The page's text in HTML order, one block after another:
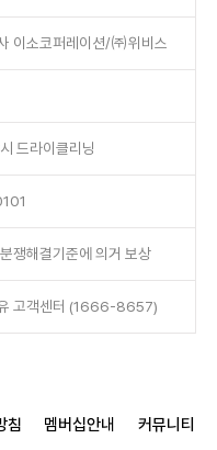
이소코퍼레이션/㈜위비스
드라이클리닝
쟁해결기준에 의거 보상
고객센터 (1666-8657)
침 멤버십안내 커뮤니티